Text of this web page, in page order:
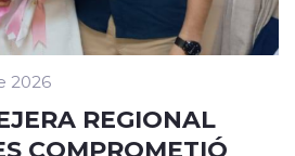
2026
REGIONAL
COMPROMETIÓ